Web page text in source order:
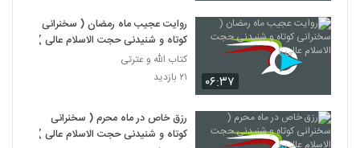
۰۶:۳۷
روایت عجیب ماه رمضان ( سخنرانی
کوتاه و شنیدنی حجت الاسلام عالی )
کتاب الله و عترتی
۲۱ بازدید
رزق خاص در ماه محرم ( سخنرانی
کوتاه و شنیدنی حجت الاسلام عالی )